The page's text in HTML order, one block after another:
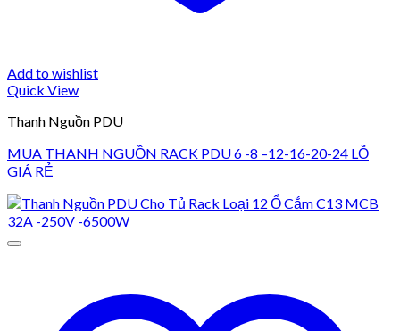
Add to wishlist
Quick View
Thanh Nguồn PDU
MUA THANH NGUỒN RACK PDU 6 -8 –12-16-20-24 LỖ
GIÁ RẺ